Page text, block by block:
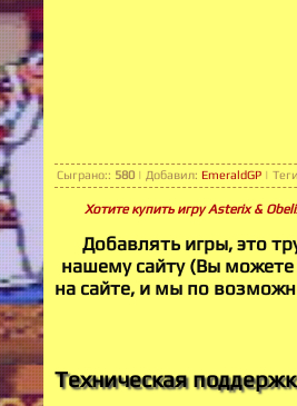
Сыграно:: 580 | Добавил: EmeraldGP |
Хотите купить игру Asterix &
Добавлять игры, это
нашему сайту (Вы можете
на сайте, и мы по
Техническая